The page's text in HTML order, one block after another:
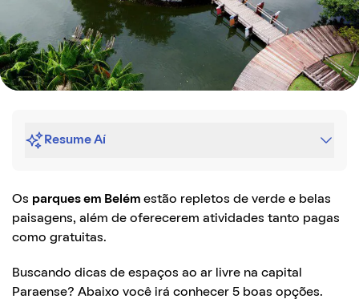
Resume Aí
Os parques em Belém estão repletos de verde e belas
paisagens, além de oferecerem atividades tanto pagas
como gratuitas.
Buscando dicas de espaços ao ar livre na capital
Paraense? Abaixo você irá conhecer 5 boas opções.